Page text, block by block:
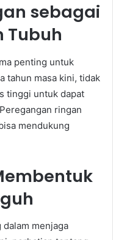
sebagai
Tubuh
penting untuk
tahun masa kini, tidak
tinggi untuk dapat
ringan
mendukung
menjaga